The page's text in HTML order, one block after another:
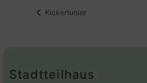
Kickertunier
Stadtteilhaus